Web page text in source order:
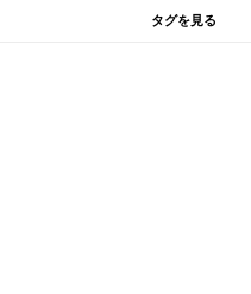
フォートナイト(320)
タグを見る